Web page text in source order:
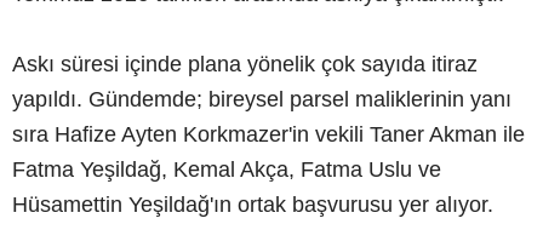
Askı süresi içinde plana yönelik çok sayıda itiraz
yapıldı. Gündemde; bireysel parsel maliklerinin yanı
sıra Hafize Ayten Korkmazer'in vekili Taner Akman ile
Fatma Yeşildağ, Kemal Akça, Fatma Uslu ve
Hüsamettin Yeşildağ'ın ortak başvurusu yer alıyor.